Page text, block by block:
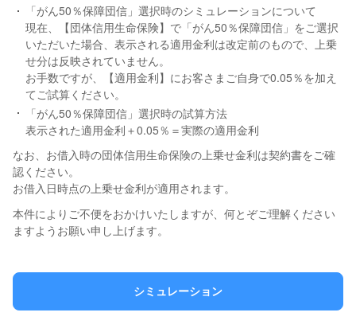
「がん50％保障団信」選択時のシミュレーションについて
現在、【団体信用生命保険】で「がん50％保障団信」をご選択
いただいた場合、表示される適用金利は改定前のもので、上乗
せ分は反映されていません。
お手数ですが、【適用金利】にお客さまご自身で0.05％を加え
てご試算ください。
「がん50％保障団信」選択時の試算方法
表示された適用金利＋0.05％＝実際の適用金利
なお、お借入時の団体信用生命保険の上乗せ金利は契約書をご確
認ください。
お借入日時点の上乗せ金利が適用されます。
本件によりご不便をおかけいたしますが、何とぞご理解ください
ますようお願い申し上げます。
シミュレーション